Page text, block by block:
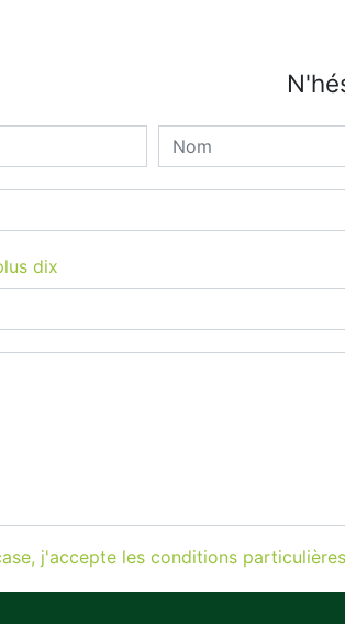
dix
j'accepte les conditions